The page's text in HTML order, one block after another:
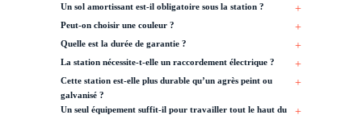
Un sol amortissant est-il obligatoire sous la station ?
Peut-on choisir une couleur ?
Quelle est la durée de garantie ?
La station nécessite-t-elle un raccordement électrique ?
Cette station est-elle plus durable qu’un agrès peint ou
galvanisé ?
Un seul équipement suffit-il pour travailler tout le haut du